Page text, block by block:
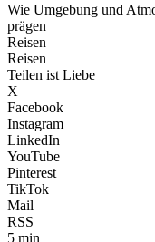
Wie Umgebung und
prägen
Reisen
Reisen
Teilen ist Liebe
X
Facebook
Instagram
LinkedIn
YouTube
Pinterest
TikTok
Mail
RSS
5 min